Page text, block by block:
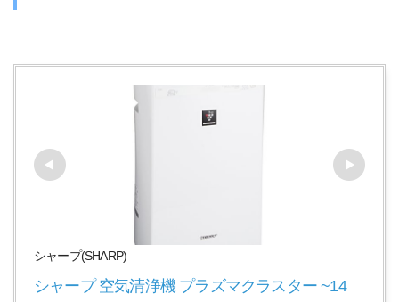
シャープ(SHARP)
シャープ 空気清浄機 プラズマクラスター ~14